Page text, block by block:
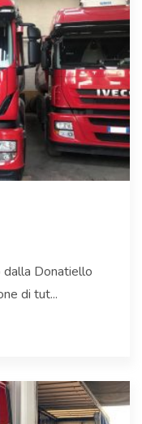
Donatiello
di tut...